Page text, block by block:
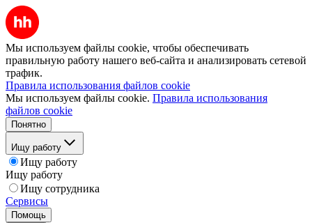
Мы используем файлы cookie, чтобы обеспечивать
правильную работу нашего веб-сайта и анализировать сетевой
трафик.
Правила использования файлов cookie
Мы используем файлы cookie. Правила использования
файлов cookie
Понятно
Ищу работу
Ищу работу
Ищу работу
Ищу сотрудника
Сервисы
Помощь